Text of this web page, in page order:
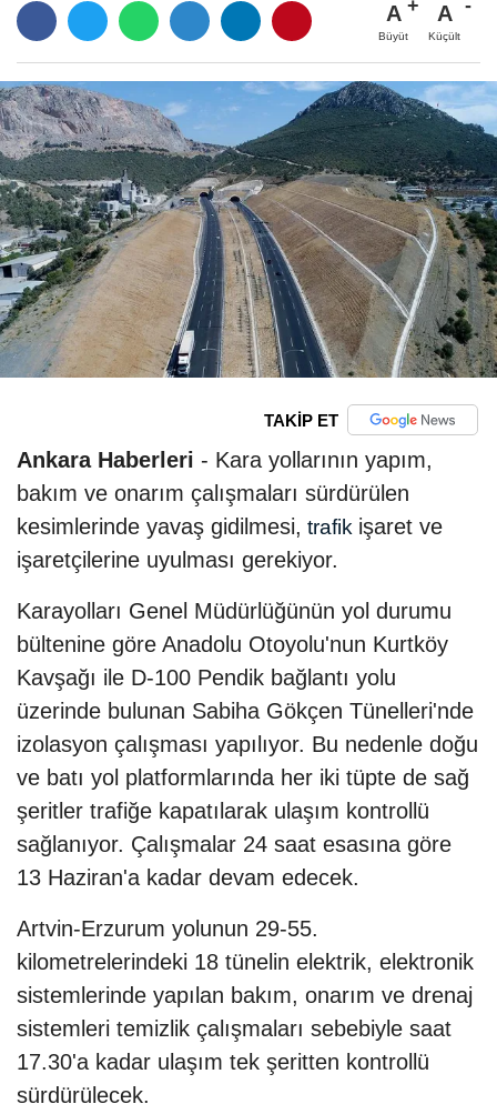
A
Büyüt
A
Küçült
TAKİP ET
Ankara Haberleri - Kara yollarının yapım,
bakım ve onarım çalışmaları sürdürülen
kesimlerinde yavaş gidilmesi, trafik işaret ve
işaretçilerine uyulması gerekiyor.
Karayolları Genel Müdürlüğünün yol durumu
bültenine göre Anadolu Otoyolu'nun Kurtköy
Kavşağı ile D-100 Pendik bağlantı yolu
üzerinde bulunan Sabiha Gökçen Tünelleri'nde
izolasyon çalışması yapılıyor. Bu nedenle doğu
ve batı yol platformlarında her iki tüpte de sağ
şeritler trafiğe kapatılarak ulaşım kontrollü
sağlanıyor. Çalışmalar 24 saat esasına göre
13 Haziran'a kadar devam edecek.
Artvin-Erzurum yolunun 29-55.
kilometrelerindeki 18 tünelin elektrik, elektronik
sistemlerinde yapılan bakım, onarım ve drenaj
sistemleri temizlik çalışmaları sebebiyle saat
17.30'a kadar ulaşım tek şeritten kontrollü
sürdürülecek.